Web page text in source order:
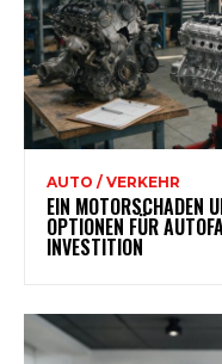
AUTO / VERKEHR
EIN MOTORSCHADEN
OPTIONEN FÜR
INVESTITION